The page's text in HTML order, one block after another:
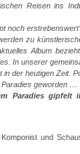
Reisen ins
noch
zu
Album
In unserer
der heutigen Zeit.
Paradies geworden …
Paradies
und